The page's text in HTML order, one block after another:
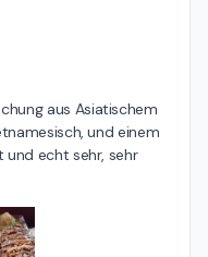
aus Asiatischem
und einem
und echt sehr, sehr